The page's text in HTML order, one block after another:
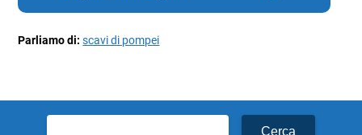
Parliamo di:scavi di pompei